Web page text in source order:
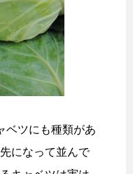
ベツにも種類があ
になって並んで